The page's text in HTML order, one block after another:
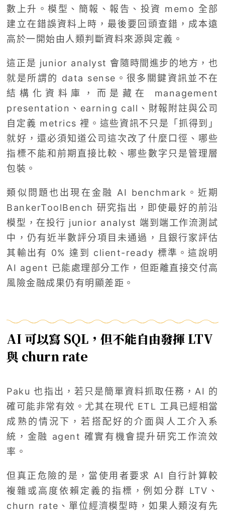
數上升。模型、簡報、報告、投資 memo 全部
建立在錯誤資料上時，最後要回頭查錯，成本遠
高於一開始由人類判斷資料來源與定義。
這正是 junior analyst 會隨時間進步的地方，也
就是所謂的 data sense。很多關鍵資訊並不在
結構化資料庫，而是藏在 management
presentation、earning call、財報附註與公司
自定義 metrics 裡。這些資訊不只是「抓得到」
就好，還必須知道公司這次改了什麼口徑、哪些
指標不能和前期直接比較、哪些數字只是管理層
包裝。
類似問題也出現在金融 AI benchmark。近期
BankerToolBench 研究指出，即使最好的前沿
模型，在投行 junior analyst 端到端工作流測試
中，仍有近半數評分項目未通過，且銀行家評估
其輸出有 0% 達到 client-ready 標準。這說明
AI agent 已能處理部分工作，但距離直接交付高
風險金融成果仍有明顯差距。
AI 可以寫 SQL，但不能自由發揮 LTV
與 churn rate
Paku 也指出，若只是簡單資料抓取任務，AI 的
確可能非常有效。尤其在現代 ETL 工具已經相當
成熟的情況下，若搭配好的介面與人工介入系
統，金融 agent 確實有機會提升研究工作流效
率。
但真正危險的是，當使用者要求 AI 自行計算較
複雜或高度依賴定義的指標，例如分群 LTV、
churn rate、單位經濟模型時，如果人類沒有先